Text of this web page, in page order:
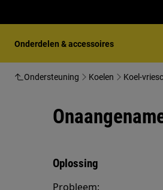
Onderdelen & accessoires
Ondersteuning Koelen Koel-
Oplossing
Probleem: